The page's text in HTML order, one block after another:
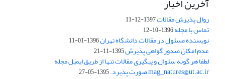
روال پذیرش مقالات1397-12-11
تماس با مجله1396-10-12
نویسنده مسئول در مقالات دانشگاه تهران1396-01-11
عدم امکان صدور گواهی پذیرش1395-11-21
لطفا هر گونه سئوال و پیگیری مقالات تنها از طریق ایمیل مجله
mag_natures@ut.ac.ir صورت پذیرد. 1395-05-27